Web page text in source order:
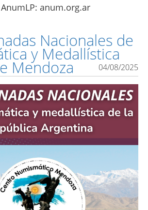
anum.org.ar
Nacionales de
y Medallística
Mendoza 04/08/2025